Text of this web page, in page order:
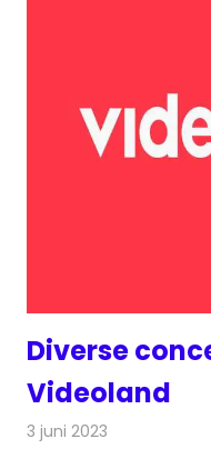
Diverse
Videoland
3 juni 2023